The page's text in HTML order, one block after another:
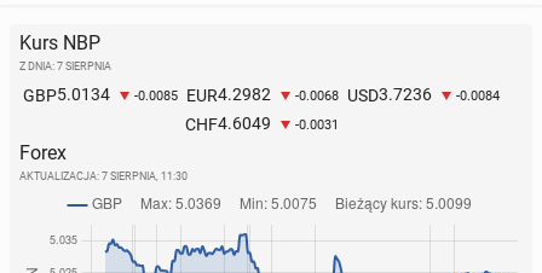
Kurs NBP
Z DNIA: 7 SIERPNIA
GBP5.0134 -0.0085 EUR4.2982 -0.0068 USD3.7236 -0.0084
CHF4.6049 -0.0031
Forex
AKTUALIZACJA: 7 SIERPNIA, 11:30